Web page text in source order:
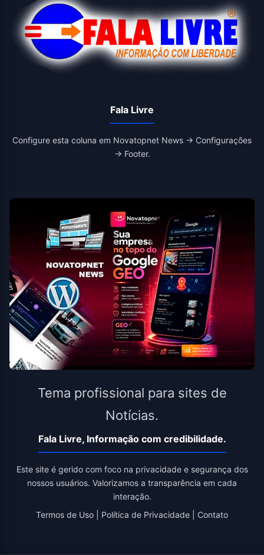
Fala Livre
Configure esta coluna em Novatopnet News → Configurações
→ Footer.
Tema profissional para sites de
Notícias.
Fala Livre, Informação com credibilidade.
Este site é gerido com foco na privacidade e segurança dos
nossos usuários. Valorizamos a transparência em cada
interação.
Termos de Uso
Política de Privacidade Contato